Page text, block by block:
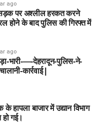
ago
पर अश्लील हरकत करने
होने के बाद पुलिस की गिरफ्त में
ago
भारी-—-देहरादून-पुलिस-ने-
कार्रवाई |
हापला बाजार में उद्यान विभाग
हो गई।